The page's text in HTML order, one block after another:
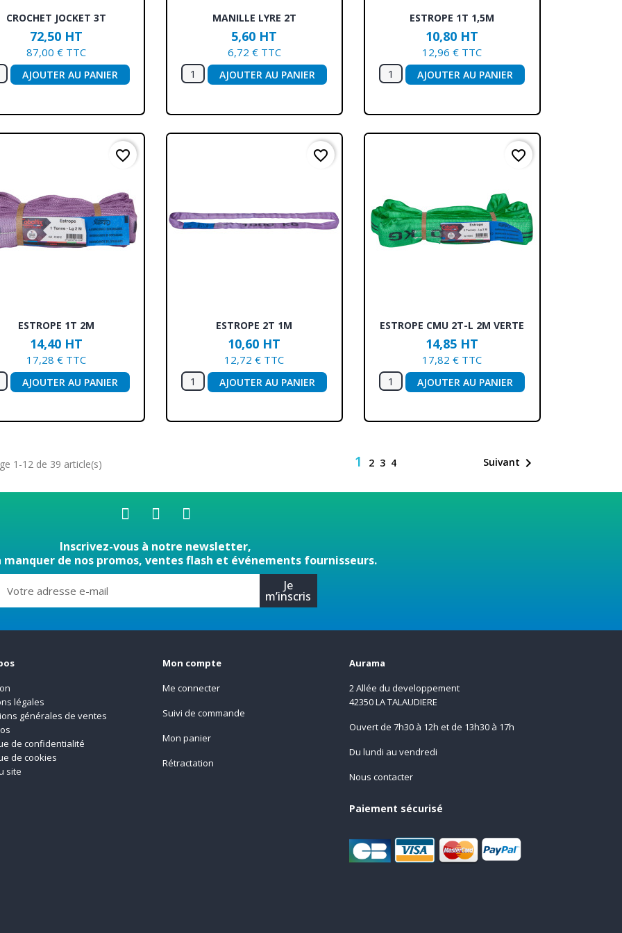
Aperçu rapide
CROCHET JOCKET 3T
72,50 HT
87,00 € TTC
AJOUTER AU PANIER
Aperçu rapide
MANILLE LYRE 2T
5,60 HT
6,72 € TTC
AJOUTER AU PANIER
Aperçu rapide
ESTROPE 1T 1,5M
10,80 HT
12,96 € TTC
AJOUTER AU PANIER
Aperçu rapide
ESTROPE 1T 2M
14,40 HT
17,28 € TTC
AJOUTER AU PANIER
favorite_border
Aperçu rapide
ESTROPE 2T 1M
10,60 HT
12,72 € TTC
AJOUTER AU PANIER
favorite_border
Aperçu rapide
ESTROPE CMU 2T-L 2M VERTE
14,85 HT
17,82 € TTC
AJOUTER AU PANIER
favorite_border
1-12 de 39 article(s) 1 2 3 4 Suivant 
Inscrivez-vous à notre newsletter,
manquer de nos promos, ventes flash et événements fournisseurs.
Je
m’inscris
légales
générales de ventes
de confidentialité
de cookies
site
Mon compte
Me connecter
Suivi de commande
Mon panier
Rétractation
Aurama
2 Allée du developpement
42350 LA TALAUDIERE
Ouvert de 7h30 à 12h et de 13h30 à 17h
Du lundi au vendredi
Nous contacter
Paiement sécurisé